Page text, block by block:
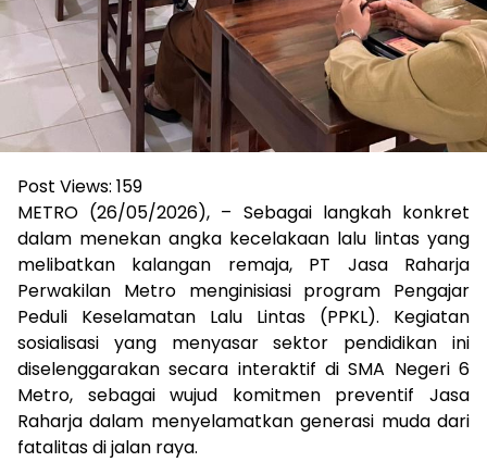
Post Views: 159
METRO (26/05/2026), – Sebagai langkah konkret
dalam menekan angka kecelakaan lalu lintas yang
melibatkan kalangan remaja, PT Jasa Raharja
Perwakilan Metro menginisiasi program Pengajar
Peduli Keselamatan Lalu Lintas (PPKL). Kegiatan
sosialisasi yang menyasar sektor pendidikan ini
diselenggarakan secara interaktif di SMA Negeri 6
Metro, sebagai wujud komitmen preventif Jasa
Raharja dalam menyelamatkan generasi muda dari
fatalitas di jalan raya.